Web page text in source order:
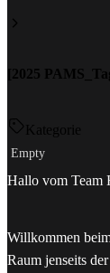
[2025
Kategorie
Empty
Hallo vom Team
Willkommen
Raum jenseits